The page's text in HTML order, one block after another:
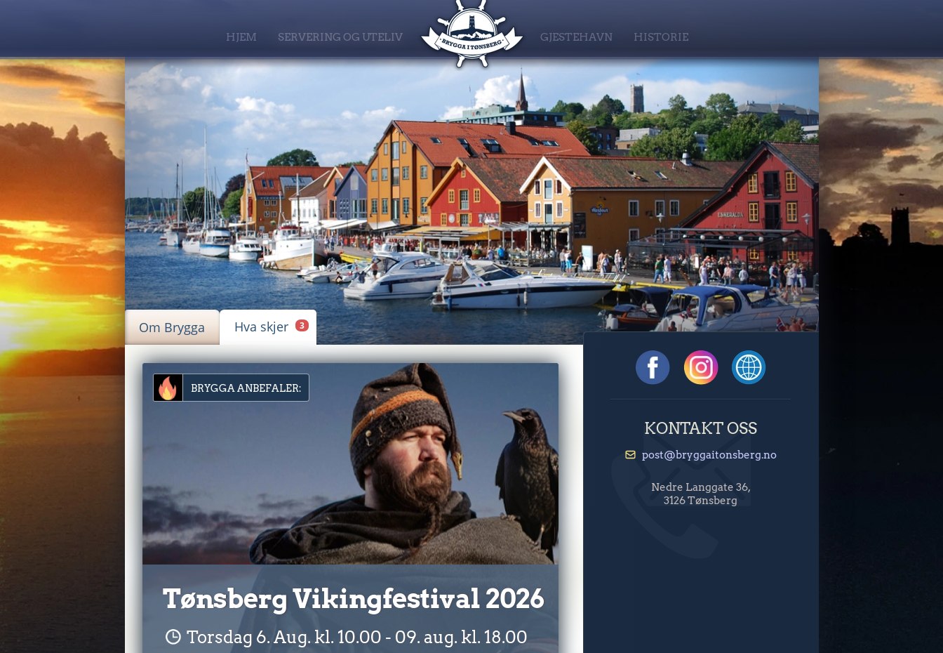
HJEM SERVERING OG UTELIV GJESTEHAVN HISTORIE
Om Brygga Hva skjer 3
BRYGGA ANBEFALER:
Tønsberg Vikingfestival 2026
Torsdag 6. Aug. kl. 10.00 - 09. aug. kl. 18.00
KONTAKT OSS
post@bryggaitonsberg.no
Nedre Langgate 36,
3126 Tønsberg